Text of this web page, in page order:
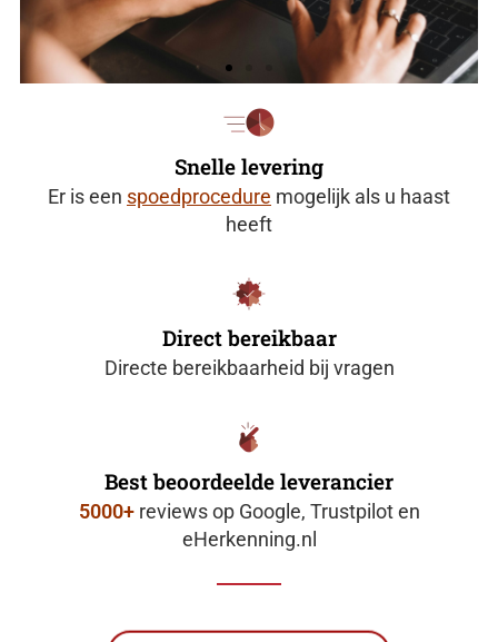
Vraag eHerkenning
aan
Ontdek welk
betrouwbaarheidsniveau bij uw
Snelle levering
Er is een spoedprocedure mogelijk als u haast
heeft
Direct bereikbaar
Directe bereikbaarheid bij vragen
Best beoordeelde leverancier
5000+ reviews op Google, Trustpilot en
eHerkenning.nl